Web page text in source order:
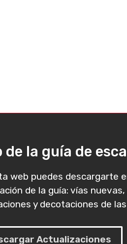
de la guía de
web puedes descargarte
de la guía: vías
y decotaciones de
Actualizaciones